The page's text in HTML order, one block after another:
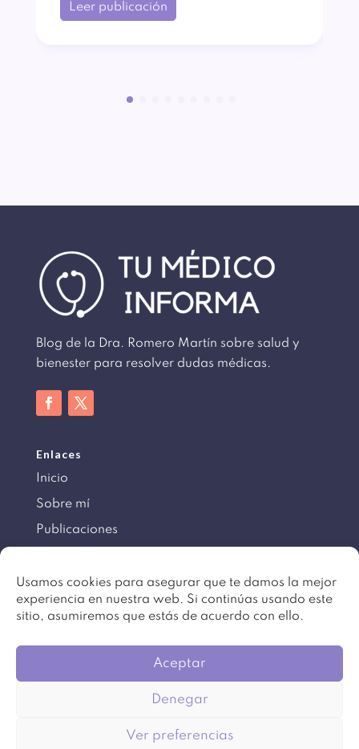
Usamos cookies para asegurar que te damos la mejor
experiencia en nuestra web. Si continúas usando este
sitio, asumiremos que estás de acuerdo con ello.
Aceptar
Denegar
Ver preferencias
Leer publicación
Blog de la Dra. Romero Martín sobre salud y
bienester para resolver dudas médicas.
Enlaces
Inicio
Sobre mí
Publicaciones
Información
Aviso legal
reservados. DiseñoBeartez